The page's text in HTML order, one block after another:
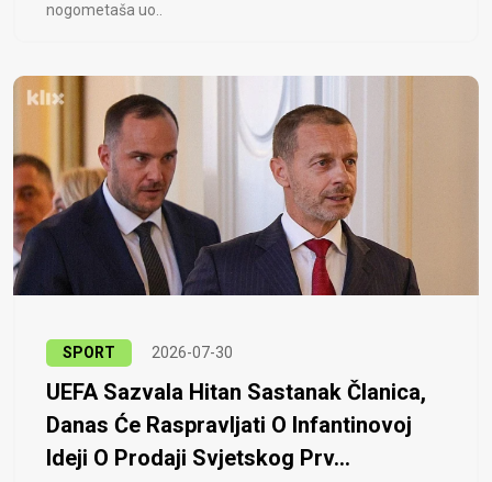
nogometaša uo..
SPORT 2026-07-30
UEFA Sazvala Hitan Sastanak Članica,
Danas Će Raspravljati O Infantinovoj
Ideji O Prodaji Svjetskog Prv...